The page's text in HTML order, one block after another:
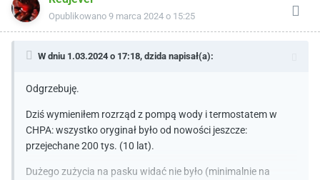
Opublikowano 9 marca 2024 o 15:25
W dniu 1.03.2024 o 17:18, dzida napisał(a):
Odgrzebuję.
Dziś wymieniłem rozrząd z pompą wody i termostatem w
CHPA: wszystko oryginał było od nowości jeszcze:
przejechane 200 tys. (10 lat).
Dużego zużycia na pasku widać nie było (minimalnie na